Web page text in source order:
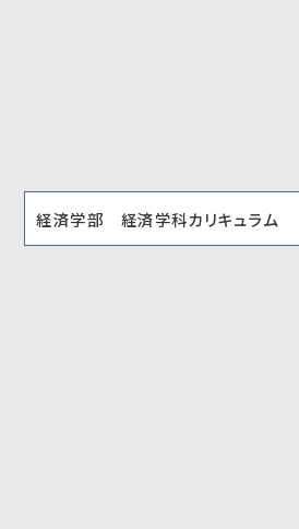
経済学部 経済学科カリキュラム